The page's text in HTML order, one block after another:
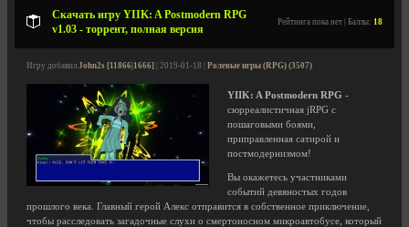
Скачать игру YIIK: A Postmodern RPG
v1.03 - торрент, полная версия
Рейтинга пока нет | Баллы: 18
Игру добавил John2s [11866|1666] | 2019-01-18 | Ролевые игры (RPG) (3507)
YIIK: A Postmodern RPG -
сюрреалистичная jRPG с
пошаговыми боями,
приправленная сатирой и
постмодернизмом!
Вы окажетесь участниками
событий девяностых годов
прошлого века. Главный герой Алекс отправится в собственное приключение,
чтобы расследовать загадочные слухи о смертоносном микроавтобусе, который